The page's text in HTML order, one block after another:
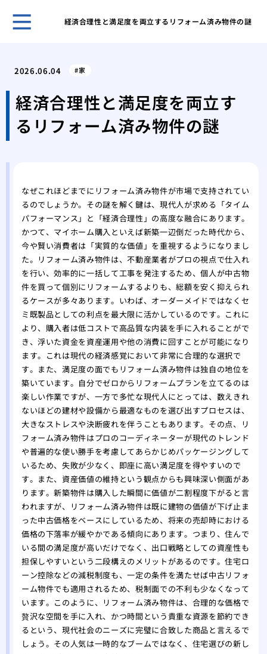
経済合理性と満足度を両立するリフォーム済み物件の謎
前
愛
能
こ
替え
2026.06.04 家
経済合理性と満足度を両立す
るリフォーム済み物件の謎
なぜこれほどまでにリフォーム済み物件が市場で支持されてい
るのでしょうか。その謎を解く鍵は、現代人が求める「タイム
パフォーマンス」と「経済合理性」の高度な融合にあります。
かつて、マイホーム購入といえば新築一辺倒だった時代から、
今や賢い消費者は「実質的な価値」を重視するようになりまし
た。リフォーム済み物件は、不動産業者がプロの視点で仕入れ
を行い、効率的に一括して工事を発注するため、個人が中古物
件を買って個別にリフォームするよりも、総額を安く抑えられ
るケースが多々あります。いわば、オーダーメイドではなくセ
ミ既製品としての利点を最大限に活かしているのです。これに
より、購入者は低コストで高品質な内装を手に入れることがで
き、浮いた資金を資産運用や他の消費に回すことが可能になり
ます。これは現代の経済感覚において非常に合理的な選択で
す。また、満足度の面でもリフォーム済み物件は独自の地位を
築いています。自分でゼロからリフォームプランを立てるのは
楽しい作業ですが、一方で多忙な現代人にとっては、数えきれ
ないほどの建材や設備から最適なものを選び出すプロセスは、
大きなストレスや決断疲れを伴うこともあります。その点、リ
フォーム済み物件はプロのコーディネーターが現代のトレンド
や普遍的な使い勝手を考慮してあらかじめパッケージングして
いるため、失敗が少なく、即座に高い満足度を得やすいので
す。また、資産価値の維持という観点からも興味深い側面があ
ります。新築物件は購入した瞬間に価値が二割程度下がると言
われますが、リフォーム済み物件は既に建物の価値が下げ止ま
った中古価格をベースにしているため、将来の売却時における
価格の下落率が緩やかである傾向にあります。つまり、住んで
いる間の満足度が高いだけでなく、出口戦略としての資産性も
担保しやすいという二段構えのメリットがあるのです。住宅ロ
ーン控除などの減税制度も、一定の条件を満たせば中古リフォ
ーム物件でも適用されるため、税制面での不利も少なくなって
います。このように、リフォーム済み物件は、合理的な価格で
贅沢な空間を手に入れ、かつ時間という貴重な資源を節約でき
るという、現代社会のニーズに完璧に合致した商品と言えるで
しょう。その人気は一時的なブームではなく、住宅選びの新し